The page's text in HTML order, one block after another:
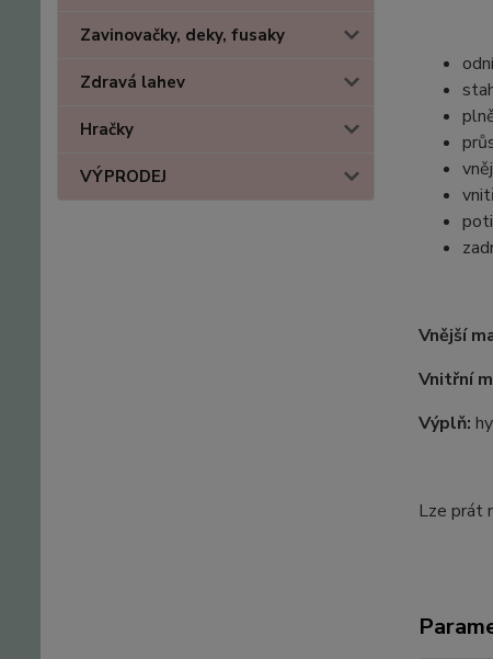
Zavinovačky, deky, fusaky
Zdravá lahev
Hračky
VÝPRODEJ
Vnější
Vnitřní
Výplň:
Lze prát